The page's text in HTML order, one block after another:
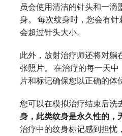
员会使用清洁的针头和一滴
身。 每次纹身时，您会有
会超过针头大小。
此外，放射治疗师还将对躺
张照片。 在治疗的每一天
片和标记确保您以正确的体
您可以在模拟治疗结束后洗
身，此类纹身是永久性的，
治疗中的纹身标记感到担忧